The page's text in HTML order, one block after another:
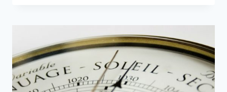
LA
DÉPENSE
PUBLIQUE
DANS
LES
TERRITOIRES